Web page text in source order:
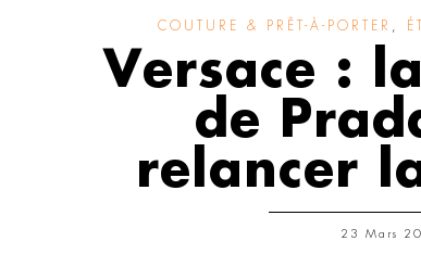
COUTURE & PRÊT-À-PORTER
Versace :
de
relancer
23 Mars